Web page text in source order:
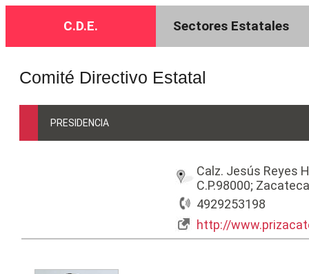
C.D.E. Sectores Estatales
Comité Directivo Estatal
PRESIDENCIA
Calz. Jesús Reyes
C.P.98000;
4929253198
http://